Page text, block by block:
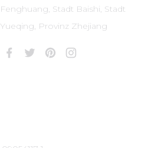
Fenghuang, Stadt Baishi, Stadt
Yueqing, Provinz Zhejiang